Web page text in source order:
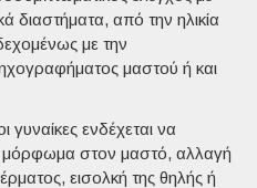
διαστήματα, από την ηλικία
με την
μαστού ή και
ενδέχεται να
στον μαστό, αλλαγή
εισολκή της θηλής ή